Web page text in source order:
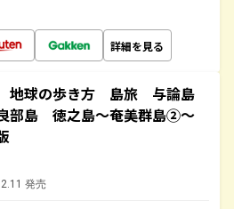
詳細を見る
地球の歩き方 島旅 与論島
部島 徳之島～奄美群島②～
発売